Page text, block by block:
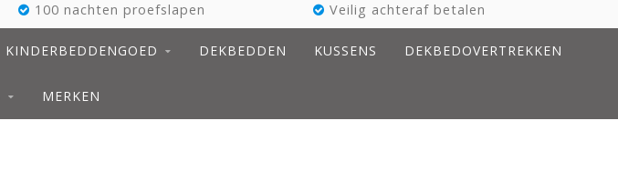
100 nachten proefslapen Veilig achteraf betalen
KINDERBEDDENGOED DEKBEDDEN KUSSENS DEKBEDOVERTREKKEN
MERKEN